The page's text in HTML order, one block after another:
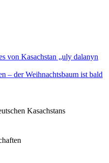
von Kasachstan „uly dalanyn
– der Weihnachtsbaum ist bald
Kasachstans